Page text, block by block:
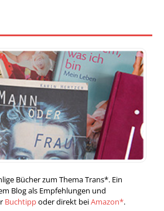
Bücher zum Thema Trans*. Ein
Blog als Empfehlungen und
Buchtippoder direkt beiAmazon*.